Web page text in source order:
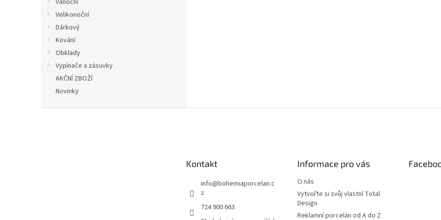
Vánoční
Velikonoční
Dárkový
Kování
Obklady
Vypínače a zásuvky
AKČNÍ ZBOŽÍ
Novinky
Kontakt
info@bohemiaporcelan.c
z
724 900 663
Informace pro vás
O nás
Vytvořte si svůj vlastní Total
Design
Reklamní porcelán od A do Z